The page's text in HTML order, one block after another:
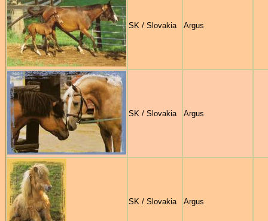
SK / Slovakia Argus
SK / Slovakia Argus
SK / Slovakia Argus